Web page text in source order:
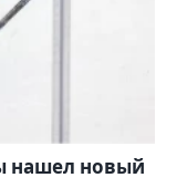
нашел новый